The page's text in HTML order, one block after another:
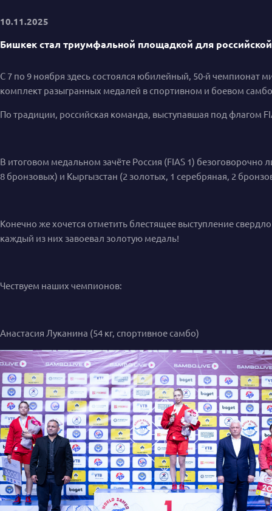
10.11.2025
Бишкек стал триумфальной площадкой для
С 7 по 9 ноября здесь состоялся юбилейный, 50-й чемпионат
комплект разыгранных медалей в спортивном и боевом
По традиции, российская команда, выступавшая под флагом
В итоговом медальном зачёте Россия (FIAS 1)
8 бронзовых) и Кыргызстан (2 золотых, 1 серебряная, 2
Конечно же хочется отметить блестящее выступление
каждый из них завоевал золотую медаль!
Чествуем наших чемпионов:
Анастасия Луканина (54 кг, спортивное самбо)